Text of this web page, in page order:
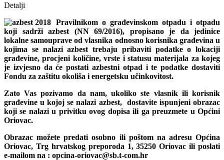
Detalji
Pravilnikom o građevinskom otpadu i otpadu
koji sadrži azbest (NN 69/2016), propisano je da jedinice
lokalne samouprave od vlasnika odnosno korisnika građevina u
kojima se nalazi azbest trebaju pribaviti podatke o lokaciji
građevine, procjeni količine, vrste i statusu materijala za kojeg
je izvjesno da će postati azbestni otpad i te podatke dostaviti
Fondu za zaštitu okoliša i energetsku učinkovitost.
Zato Vas pozivamo da nam, ukoliko ste vlasnik ili korisnik
građevine u kojoj se nalazi azbest, dostavite ispunjeni obrazac
koji se nalazi u privitku ovog dopisa ili ga preuzmete u Općini
Oriovac.
Obrazac možete predati osobno ili poštom na adresu Općina
Oriovac, Trg hrvatskog preporoda 1, 35250 Oriovac ili poslati
e-mailom na : opcina-oriovac@sb.t-com.hr